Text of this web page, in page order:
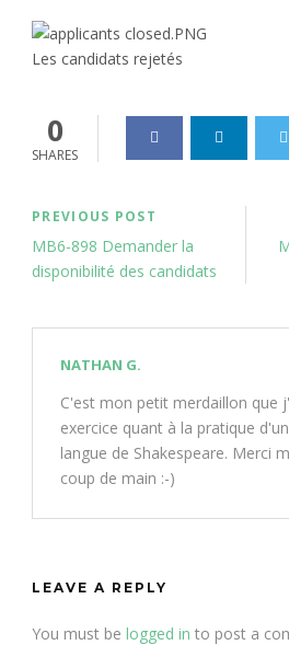
Les candidats rejetés
0
SHARES
PREVIOUS POST
MB6-898 Demander la
disponibilité des candidats
NATHAN G.
C'est mon petit merdaillon que
exercice quant à la pratique
langue de Shakespeare. Merci
coup de main :-)
LEAVE A REPLY
You must be logged in to post a